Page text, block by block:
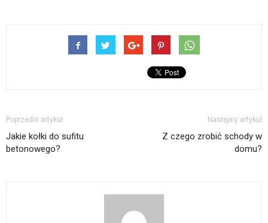
Poprzedni artykuł
Jakie kołki do sufitu
betonowego?
Następny artykuł
Z czego zrobić schody w
domu?